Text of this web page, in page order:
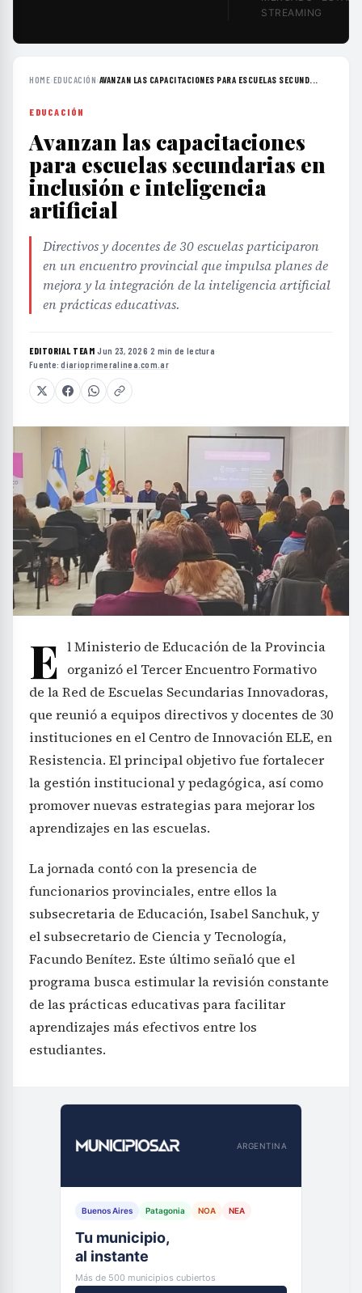
STREAMING
HOME›EDUCACIÓN›AVANZAN LAS CAPACITACIONES PARA ESCUELAS SECUND...
EDUCACIÓN
Avanzan las capacitaciones
para escuelas secundarias en
inclusión e inteligencia
artificial
Directivos y docentes de 30 escuelas participaron
en un encuentro provincial que impulsa planes de
mejora y la integración de la inteligencia artificial
en prácticas educativas.
EDITORIAL TEAM·Jun 23, 2026·2 min de lectura·
Fuente:diarioprimeralinea.com.ar
E l Ministerio de Educación de la Provincia
organizó el Tercer Encuentro Formativo
de la Red de Escuelas Secundarias Innovadoras,
que reunió a equipos directivos y docentes de 30
instituciones en el Centro de Innovación ELE, en
Resistencia. El principal objetivo fue fortalecer
la gestión institucional y pedagógica, así como
promover nuevas estrategias para mejorar los
aprendizajes en las escuelas.
La jornada contó con la presencia de
funcionarios provinciales, entre ellos la
subsecretaria de Educación, Isabel Sanchuk, y
el subsecretario de Ciencia y Tecnología,
Facundo Benítez. Este último señaló que el
programa busca estimular la revisión constante
de las prácticas educativas para facilitar
aprendizajes más efectivos entre los
estudiantes.
ARGENTINA
Buenos Aires Patagonia NOA NEA
Tu municipio,
al instante
Más de 500 municipios cubiertos